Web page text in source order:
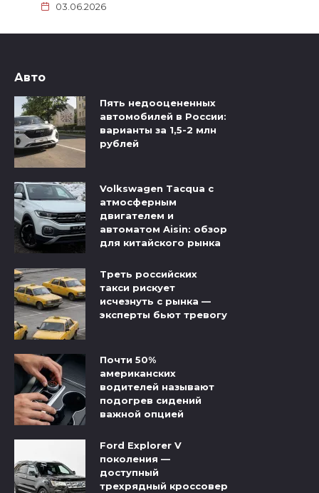
03.06.2026
Авто
Пять недооцененных
автомобилей в России:
варианты за 1,5-2 млн
рублей
Volkswagen Tacqua с
атмосферным
двигателем и
автоматом Aisin: обзор
для китайского рынка
Треть российских
такси рискует
исчезнуть с рынка —
эксперты бьют тревогу
Почти 50%
американских
водителей называют
подогрев сидений
важной опцией
Ford Explorer V
поколения —
доступный
трехрядный кроссовер